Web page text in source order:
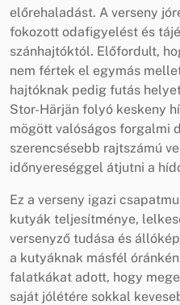
előrehaladást. A verseny
fokozott odafigyelést és
szánhajtóktól. Előfordult,
nem fértek el egymás
hajtóknak pedig futás
Stor-Härjän folyó keskeny
mögött valóságos forgalmi
szerencsésebb rajtszámú
időnyereséggel átjutni a
Ez a verseny igazi
kutyák teljesítménye,
versenyző tudása és
a kutyáknak másfél
falatkákat adott, hogy
saját jólétére sokkal